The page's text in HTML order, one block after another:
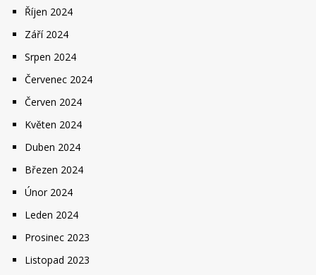
Říjen 2024
Září 2024
Srpen 2024
Červenec 2024
Červen 2024
Květen 2024
Duben 2024
Březen 2024
Únor 2024
Leden 2024
Prosinec 2023
Listopad 2023